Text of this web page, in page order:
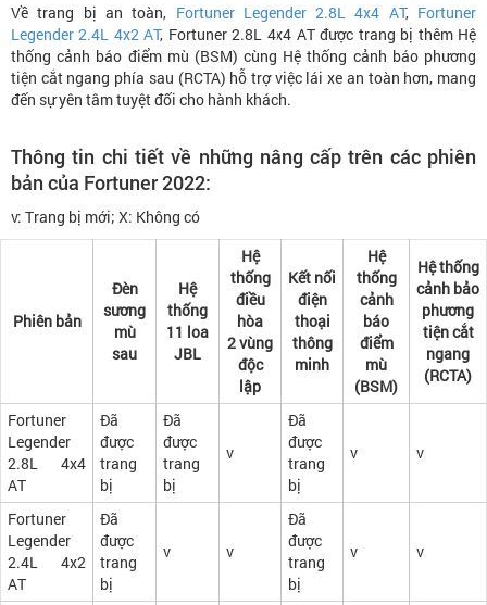
Về trang bị an toàn, Fortuner Legender 2.8L 4x4 AT, Fortuner
Legender 2.4L 4x2 AT, Fortuner 2.8L 4x4 AT được trang bị thêm Hệ
thống cảnh báo điểm mù (BSM) cùng Hệ thống cảnh báo phương
tiện cắt ngang phía sau (RCTA) hỗ trợ việc lái xe an toàn hơn, mang
đến sự yên tâm tuyệt đối cho hành khách.
Thông tin chi tiết về những nâng cấp trên các phiên
bản của Fortuner 2022:
v: Trang bị mới; X: Không có
Phiên bản
Đèn
sương
mù
sau
Hệ
thống
11 loa
JBL
Hệ
thống
điều
hòa
2 vùng
độc
lập
Kết nối
điện
thoại
thông
minh
Hệ
thống
cảnh
báo
điểm
mù
(BSM)
Hệ thống
cảnh bảo
phương
tiện cắt
ngang
(RCTA)
Fortuner
Legender
2.8L 4x4
AT
Đã
được
trang
bị
Đã
được
trang
bị
v
Đã
được
trang
bị
v v
Fortuner
Legender
2.4L 4x2
AT
Đã
được
trang
bị
v v
Đã
được
trang
bị
v v